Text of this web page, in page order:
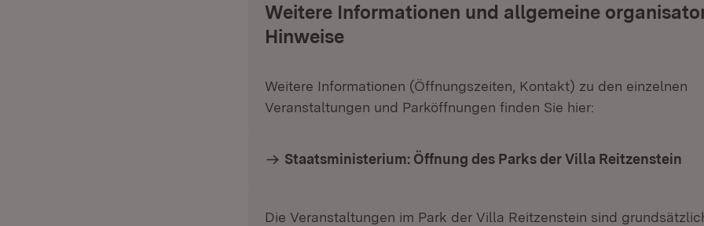
Weitere Informationen und allgemeine
Hinweise
Weitere Informationen (Öffnungszeiten, Kontakt) zu den einzelnen
Veranstaltungen und Parköffnungen finden Sie hier:
Staatsministerium: Öffnung des Parks der Villa Reitzenstein
Die Veranstaltungen im Park der Villa Reitzenstein sind